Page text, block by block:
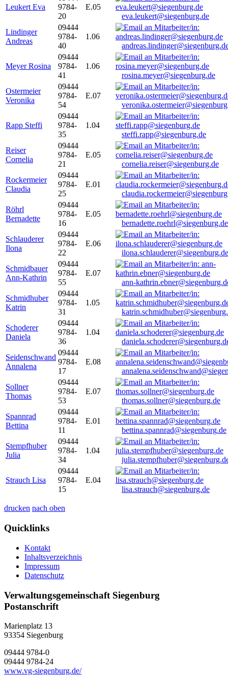
Leukert Eva
9784-
20
E.05
eva.leukert@siegenburg.de
Lindinger
Andreas
09444
9784-
40
1.06
Meyer Rosina
09444
9784-
41
1.06
rosina.meyer@siegenburg.de
Ostermeier
Veronika
09444
9784-
54
E.07
Rapp Steffi
09444
9784-
35
1.04
steffi.rapp@siegenburg.de
Reiser
Cornelia
09444
9784-
21
E.05
cornelia.reiser@siegenburg.de
Rockermeier
Claudia
09444
9784-
25
E.01
Röhrl
Bernadette
09444
9784-
16
E.05
bernadette.roehrl@siegenburg.de
Schlauderer
Ilona
09444
9784-
22
E.06
ilona.schlauderer@siegenburg.de
Schmidbauer
Ann-Kathrin
09444
9784-
55
E.07
ann-
Schmidhuber
Katrin
09444
9784-
31
1.05
Schoderer
Daniela
09444
9784-
36
1.04
Seidenschwand
Annalena
09444
9784-
17
E.08
Sollner
Thomas
09444
9784-
53
E.07
thomas.sollner@siegenburg.de
Spannrad
Bettina
09444
9784-
11
E.01
bettina.spannrad@siegenburg.de
Stempfhuber
Julia
09444
9784-
34
1.04
Strauch Lisa
09444
9784-
15
E.04
lisa.strauch@siegenburg.de
drucken nach oben
Quicklinks
Kontakt
Inhaltsverzeichnis
Impressum
Datenschutz
Verwaltungsgemeinschaft Siegenburg
Postanschrift
Marienplatz 13
93354 Siegenburg
09444 9784-0
09444 9784-24
www.vg-siegenburg.de/